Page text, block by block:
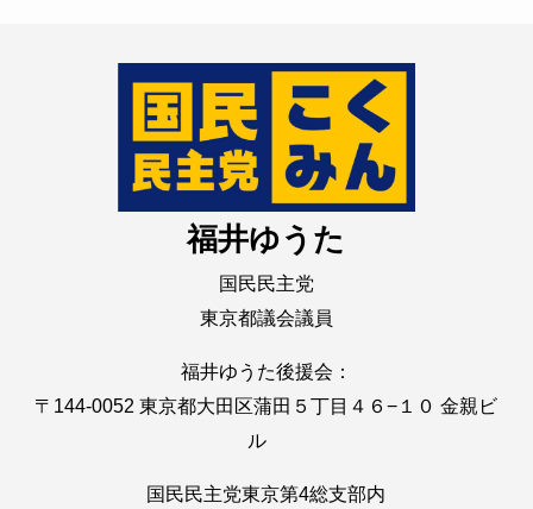
福井ゆうた
国民民主党
東京都議会議員
福井ゆうた後援会：
〒144-0052 東京都大田区蒲田５丁目４６−１０ 金親ビ
ル
国民民主党東京第4総支部内